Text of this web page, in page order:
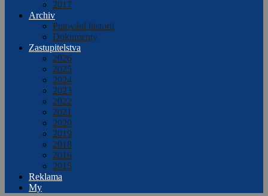
2017
Archiv
Putování historií
Dokumenty
Zastupitelstva
2026
2025
2024
2023
2022
2021
2020
2019
2018
2016
2015
Reklama
My